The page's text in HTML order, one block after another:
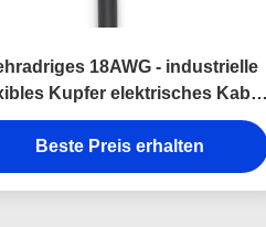
18AWG - industrielle
Kupfer elektrisches Kabel
26AWG ULs 2464
Beste Preis erhalten